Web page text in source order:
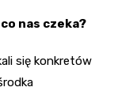
nas czeka?
się konkretów